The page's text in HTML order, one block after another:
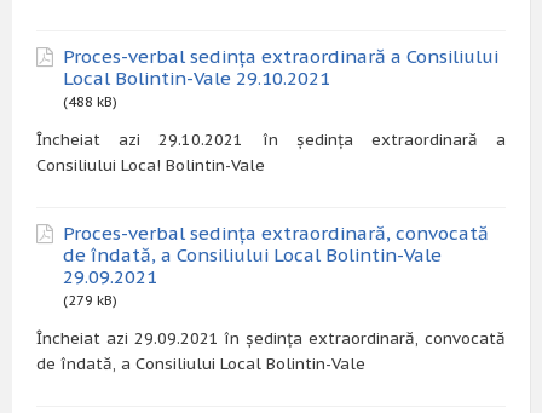
Proces-verbal sedința extraordinară a Consiliului
Local Bolintin-Vale 29.10.2021
(488 kB)
Încheiat azi 29.10.2021 în ședința extraordinară a
Consiliului Loca! Bolintin-Vale
Proces-verbal sedința extraordinară, convocată
de îndată, a Consiliului Local Bolintin-Vale
29.09.2021
(279 kB)
Încheiat azi 29.09.2021 în ședința extraordinară, convocată
de îndată, a Consiliului Local Bolintin-Vale